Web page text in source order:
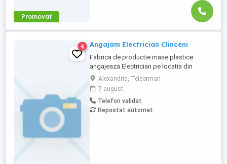
Promovat
4 Angajam Electrician Clinceni
Fabrica de productie mase plastice
angajeaza Electrician pe locatia din
Clinceni. Descriere job: - Asigura realizarea
mentenantei preventive si accidentala sub
coordonarea sefului ierarhic conform
planului de intretinere; - Propune solutii de
imbunatatire a functionarii instalatiilor si
Alexandria, Teleorman
7 august
Telefon validat
Repostat automat